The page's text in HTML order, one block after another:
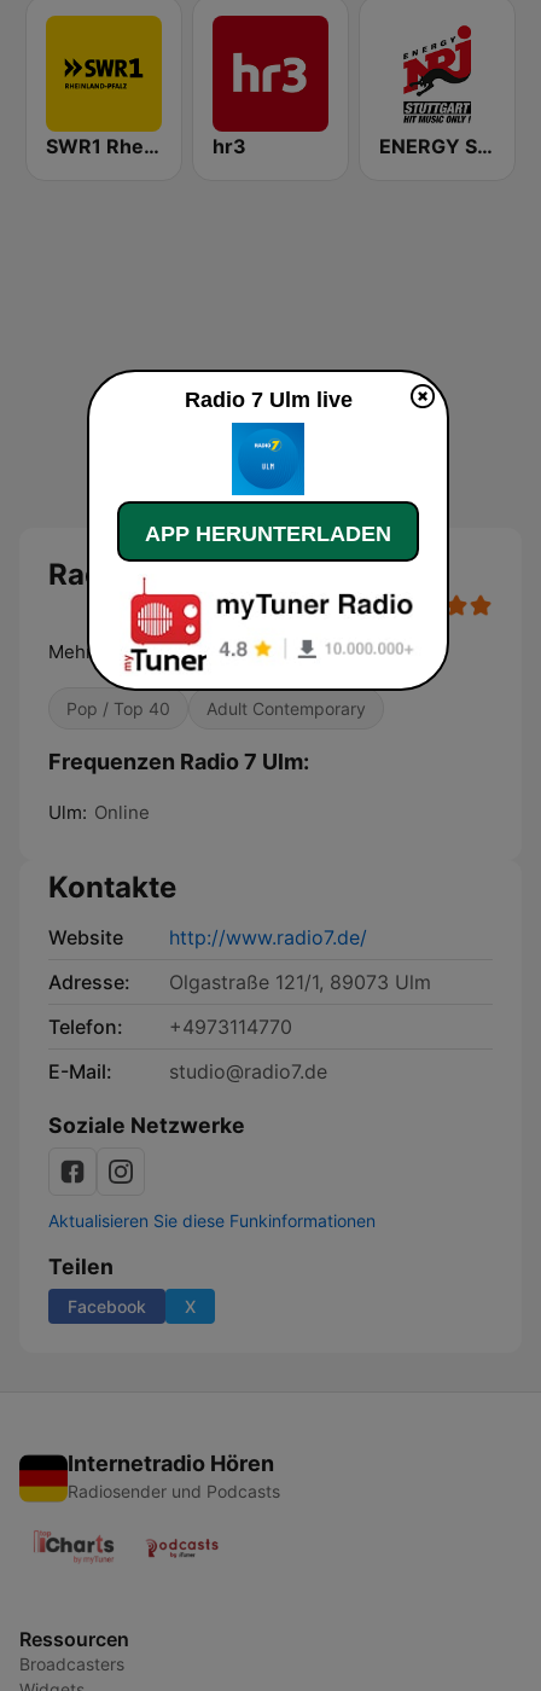
SWR1 Rheinland-Pfalz hr3 ENERGY Stuttgart
Radio 7 Ulm Live
Mehr Musik. Mehr Abwechslung.
Pop / Top 40 Adult Contemporary
Frequenzen Radio 7 Ulm:
Ulm: Online
Kontakte
Website
http://www.radio7.de/
Adresse:
Olgastraße 121/1, 89073 Ulm
Telefon:
+4973114770
E-Mail:
studio@radio7.de
Soziale Netzwerke
Aktualisieren Sie diese Funkinformationen
Teilen
Facebook X
Internetradio Hören
Radiosender und Podcasts
Ressourcen
Broadcasters
Radio 7 Ulm live
APP HERUNTERLADEN